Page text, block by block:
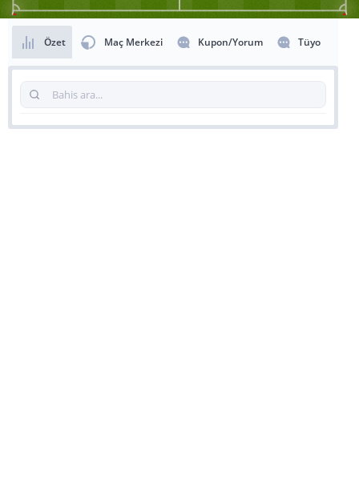
Özet Maç Merkezi Kupon/Yorum Tüyo